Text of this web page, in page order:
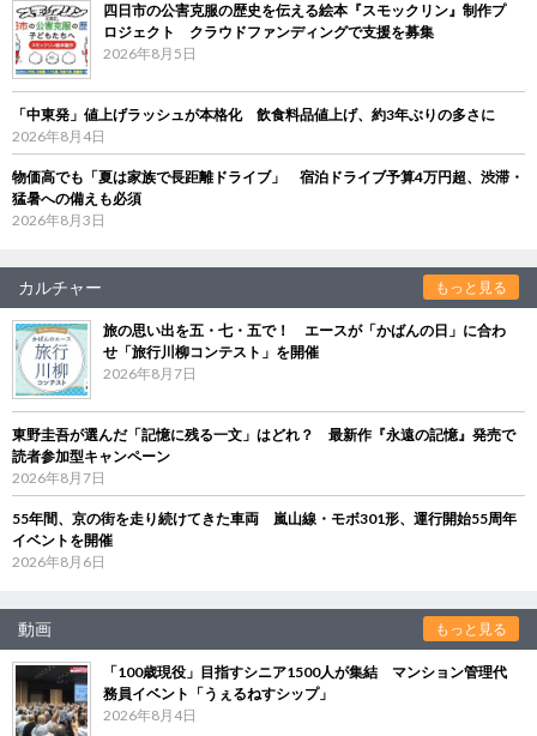
四日市の公害克服の歴史を伝える絵本『スモックリン』制作プ
ロジェクト クラウドファンディングで支援を募集
2026年8月5日
「中東発」値上げラッシュが本格化 飲食料品値上げ、約3年ぶりの多さに
2026年8月4日
物価高でも「夏は家族で長距離ドライブ」 宿泊ドライブ予算4万円超、渋滞・
猛暑への備えも必須
2026年8月3日
カルチャー もっと見る
旅の思い出を五・七・五で！ エースが「かばんの日」に合わ
せ「旅行川柳コンテスト」を開催
2026年8月7日
東野圭吾が選んだ「記憶に残る一文」はどれ？ 最新作『永遠の記憶』発売で
読者参加型キャンペーン
2026年8月7日
55年間、京の街を走り続けてきた車両 嵐山線・モボ301形、運行開始55周年
イベントを開催
2026年8月6日
動画 もっと見る
「100歳現役」目指すシニア1500人が集結 マンション管理代
務員イベント「うぇるねすシップ」
2026年8月4日